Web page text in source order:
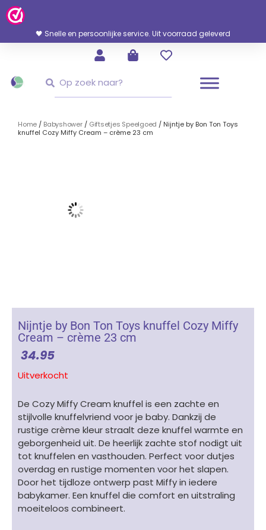
Ga
Naar
Inhoud
🖤 Snelle en persoonlijke service. Uit voorraad geleverd
Home / Babyshower/ Giftsetjes Speelgoed / Nijntje by Bon Ton Toys
knuffel Cozy Miffy Cream – crème 23 cm
Nijntje by Bon Ton Toys knuffel Cozy Miffy
Cream – crème 23 cm
34.95
Uitverkocht
De Cozy Miffy Cream knuffel is een zachte en
stijlvolle knuffelvriend voor je baby. Dankzij de
rustige crème kleur straalt deze knuffel warmte en
geborgenheid uit. De heerlijk zachte stof nodigt uit
tot knuffelen en vasthouden. Perfect voor dutjes
overdag en rustige momenten voor het slapen.
Door het tijdloze ontwerp past Miffy in iedere
babykamer. Een knuffel die comfort en uitstraling
moeiteloos combineert.